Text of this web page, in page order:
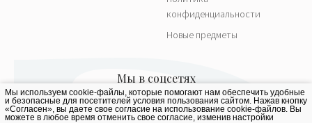
конфиденциальности
Новые предметы
Мы используем cookie-файлы, которые помогают нам обеспечить удобные
и безопасные для посетителей условия пользования сайтом. Нажав кнопку
«Согласен», вы даете свое согласие на использование cookie-файлов. Вы
можете в любое время отменить свое согласие, изменив настройки